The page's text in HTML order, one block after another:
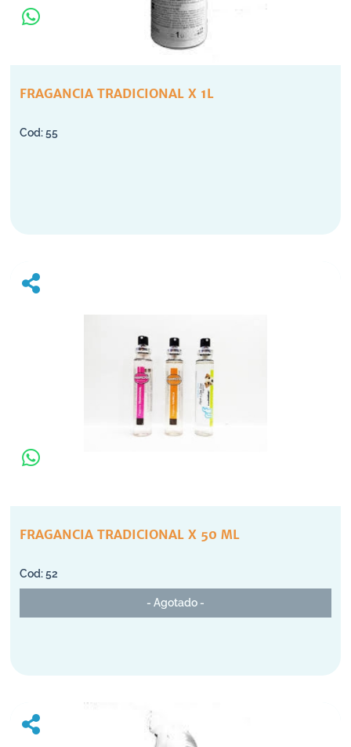
FRAGANCIA TRADICIONAL X 1L
55
FRAGANCIA TRADICIONAL X 50 ML
52
- Agotado -